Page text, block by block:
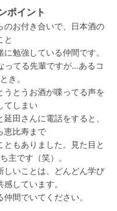
ポイント
のお付き合いで、日本酒の
と
勉強している仲間です。
ってる先輩ですが…あるコ
き。
とうお酒が喋ってる声を
てしまい
田さんに電話をすると、
恵比寿まで
もありました。見た目と
主です（笑）。
しいことは、どんどん学び
しています。
間でいてください。